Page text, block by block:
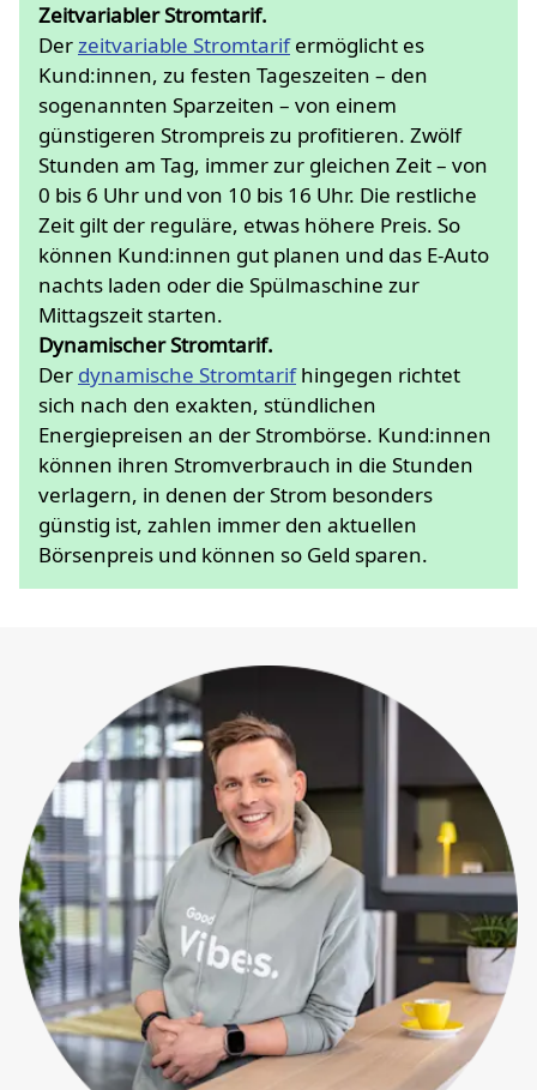
Zeitvariabler Stromtarif.
Derzeitvariable Stromtarifermöglicht es
Kund:innen, zu festen Tageszeiten – den
sogenannten Sparzeiten – von einem
günstigeren Strompreis zu profitieren. Zwölf
Stunden am Tag, immer zur gleichen Zeit – von
0 bis 6 Uhr und von 10 bis 16 Uhr. Die restliche
Zeit gilt der reguläre, etwas höhere Preis. So
können Kund:innen gut planen und das E-Auto
nachts laden oder die Spülmaschine zur
Mittagszeit starten.
Dynamischer Stromtarif.
Der dynamische Stromtarifhingegen richtet
sich nach den exakten, stündlichen
Energiepreisen an der Strombörse. Kund:innen
können ihren Stromverbrauch in die Stunden
verlagern, in denen der Strom besonders
günstig ist, zahlen immer den aktuellen
Börsenpreis und können so Geld sparen.